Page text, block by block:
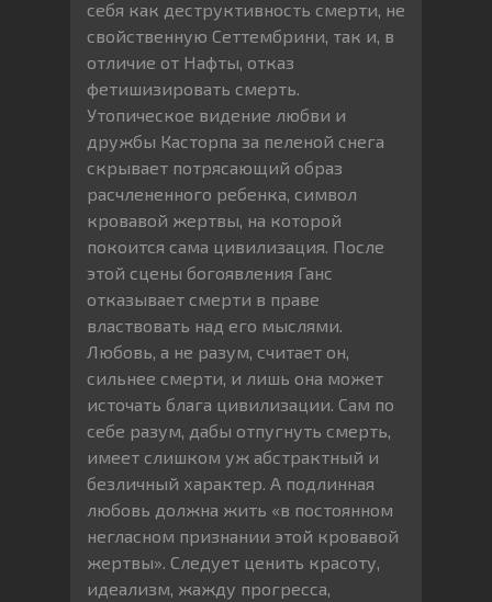
себя как деструктивность смерти, не
свойственную Сеттембрини, так и, в
отличие от Нафты, отказ
фетишизировать смерть.
Утопическое видение любви и
дружбы Касторпа за пеленой снега
скрывает потрясающий образ
расчлененного ребенка, символ
кровавой жертвы, на которой
покоится сама цивилизация. После
этой сцены богоявления Ганс
отказывает смерти в праве
властвовать над его мыслями.
Любовь, а не разум, считает он,
сильнее смерти, и лишь она может
источать блага цивилизации. Сам по
себе разум, дабы отпугнуть смерть,
имеет слишком уж абстрактный и
безличный характер. А подлинная
любовь должна жить «в постоянном
негласном признании этой кровавой
жертвы». Следует ценить красоту,
идеализм, жажду прогресса,